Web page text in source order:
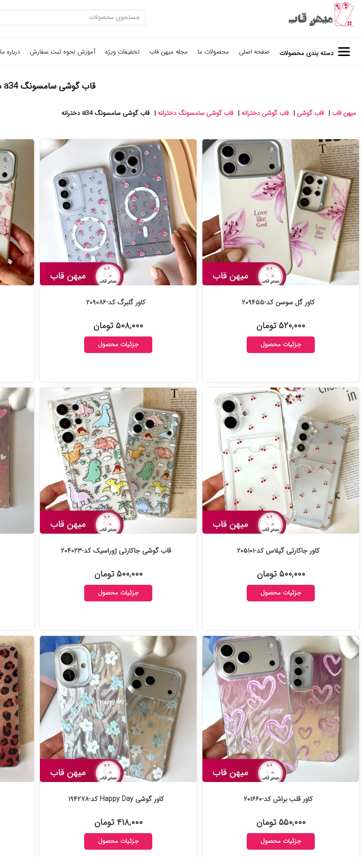
دسته بندی محصولات صفحه اصلی محصولات ما مجله میهن قاب تخفیفات ویژه آموزش نحوه ثبت سفارش درباره ما
قاب گوشی سامسونگ a34 دخترانه
میهن قاب | قاب گوشی | قاب گوشی دخترانه | قاب گوشی سامسونگ دخترانه | قاب گوشی سامسونگ a34 دخترانه
کاور گل سوسن کد-۲۰۹۴۵۵
۵۲۰,۰۰۰ تومان
جزئیات محصول
کاور گلبرگ کد-۲۰۹۰۸۶
۵۰۸,۰۰۰ تومان
جزئیات محصول
کاور جاکارتی گیلاس کد-۲۰۵۱۰۱
۵۰۰,۰۰۰ تومان
جزئیات محصول
قاب گوشی جاکارتی ژوراسیک کد-۲۰۴۰۲۳
۵۰۰,۰۰۰ تومان
جزئیات محصول
کاور قلب براش کد-۲۰۱۶۶۰
۵۵۰,۰۰۰ تومان
جزئیات محصول
کاور گوشی Happy Day کد-۱۹۴۲۷۸
۴۱۸,۰۰۰ تومان
جزئیات محصول